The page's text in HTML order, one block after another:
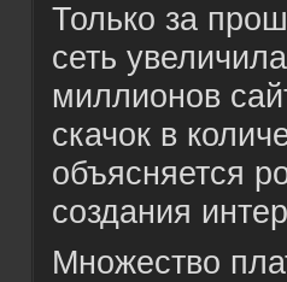
Только за
сеть
миллионов
скачок в
объясняется
создания
Множество